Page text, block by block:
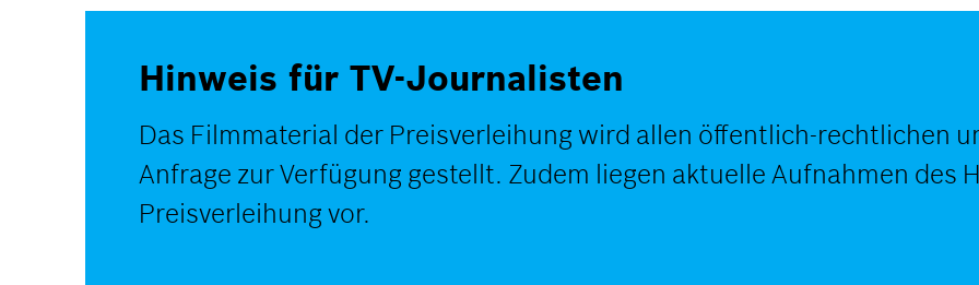
Hinweis für TV-Journalisten
Das Filmmaterial der Preisverleihung wird allen öffentlich-rechtlichen
Anfrage zur Verfügung gestellt. Zudem liegen aktuelle Aufnahmen des
Preisverleihung vor.